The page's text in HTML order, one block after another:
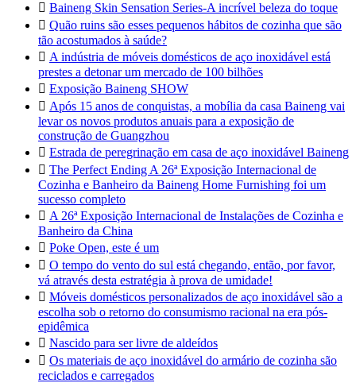
 Baineng Skin Sensation Series-A incrível beleza do toque
 Quão ruins são esses pequenos hábitos de cozinha que são
tão acostumados à saúde?
 A indústria de móveis domésticos de aço inoxidável está
prestes a detonar um mercado de 100 bilhões
 Exposição Baineng SHOW
 Após 15 anos de conquistas, a mobília da casa Baineng vai
levar os novos produtos anuais para a exposição de
construção de Guangzhou
 Estrada de peregrinação em casa de aço inoxidável Baineng
 The Perfect Ending A 26ª Exposição Internacional de
Cozinha e Banheiro da Baineng Home Furnishing foi um
sucesso completo
 A 26ª Exposição Internacional de Instalações de Cozinha e
Banheiro da China
 Poke Open, este é um
 O tempo do vento do sul está chegando, então, por favor,
vá através desta estratégia à prova de umidade!
 Móveis domésticos personalizados de aço inoxidável são a
escolha sob o retorno do consumismo racional na era pós-
epidêmica
 Nascido para ser livre de aldeídos
 Os materiais de aço inoxidável do armário de cozinha são
reciclados e carregados